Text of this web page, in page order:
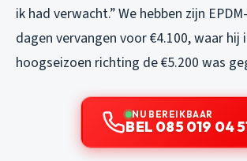
ik had verwacht.” We hebben zijn
dagen vervangen voor €4.100, waar hij
hoogseizoen richting de €5.200 was
NU BEREIKBAAR
BEL 085 019 04